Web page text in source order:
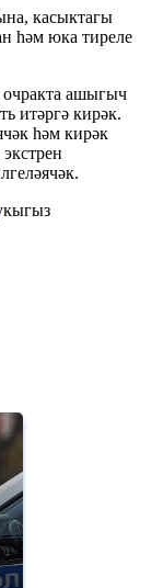
касыктагы
һәм юка тиреле
очракта ашыгыч
итәргә кирәк.
һәм кирәк